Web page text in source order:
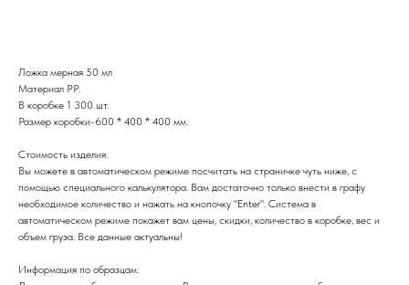
Ложка мерная 50 мл
Материал PP.
В коробке 1 300 шт.
Размер коробки-600 * 400 * 400 мм.
Стоимость изделия:
Вы можете в автоматическом режиме посчитать на страничке чуть ниже, с
помощью специального калькулятора. Вам достаточно только внести в графу
необходимое количество и нажать на кнопочку "Enter". Система в
автоматическом режиме покажет вам цены, скидки, количество в коробке, вес и
объем груза. Все данные актуальны!
Информация по образцам: